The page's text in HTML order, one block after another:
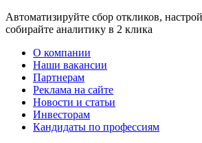
Автоматизируйте сбор откликов,
собирайте аналитику в 2 клика
О компании
Наши вакансии
Партнерам
Реклама на сайте
Новости и статьи
Инвесторам
Кандидаты по профессиям